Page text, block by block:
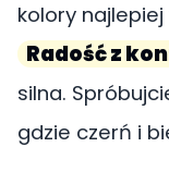
kolory
Radość z
silna.
gdzie czerń i